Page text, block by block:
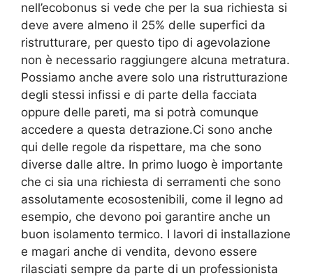
nell’ecobonus si vede che per la sua richiesta si
deve avere almeno il 25% delle superfici da
ristrutturare, per questo tipo di agevolazione
non è necessario raggiungere alcuna metratura.
Possiamo anche avere solo una ristrutturazione
degli stessi infissi e di parte della facciata
oppure delle pareti, ma si potrà comunque
accedere a questa detrazione.Ci sono anche
qui delle regole da rispettare, ma che sono
diverse dalle altre. In primo luogo è importante
che ci sia una richiesta di serramenti che sono
assolutamente ecosostenibili, come il legno ad
esempio, che devono poi garantire anche un
buon isolamento termico. I lavori di installazione
e magari anche di vendita, devono essere
rilasciati sempre da parte di un professionista